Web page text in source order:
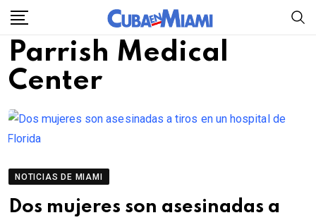
Skip
content
Parrish Medical
Center
NOTICIAS DE MIAMI
Dos mujeres son asesinadas a